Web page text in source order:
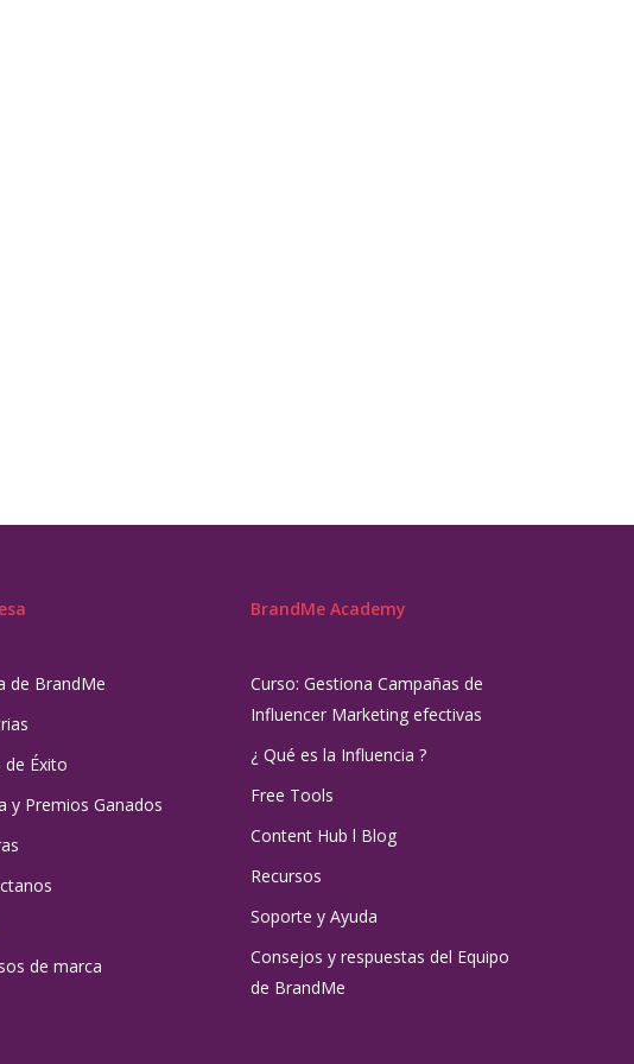
de BrandMe
de Éxito
y Premios Ganados
de marca
BrandMe Academy
Curso: Gestiona Campañas de
Influencer Marketing efectivas
¿ Qué es la Influencia ?
Free Tools
Content Hub l Blog
Recursos
Soporte y Ayuda
Consejos y respuestas del Equipo
de BrandMe